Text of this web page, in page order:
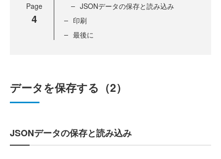
Page
4
JSONデータの保存と読み込み
印刷
最後に
データを保存する（2）
JSONデータの保存と読み込み